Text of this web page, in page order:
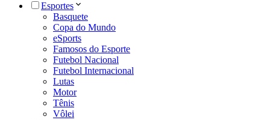
Esportes
Basquete
Copa do Mundo
eSports
Famosos do Esporte
Futebol Nacional
Futebol Internacional
Lutas
Motor
Tênis
Vôlei